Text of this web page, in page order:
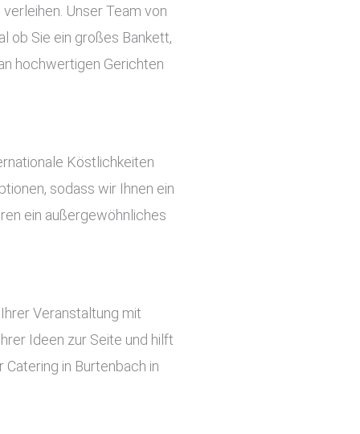
Unser Team von
ob Sie ein großes Bankett,
hochwertigen Gerichten
Köstlichkeiten
sodass wir Ihnen ein
ein außergewöhnliches
Veranstaltung mit
Ideen zur Seite und hilft
in Burtenbach in